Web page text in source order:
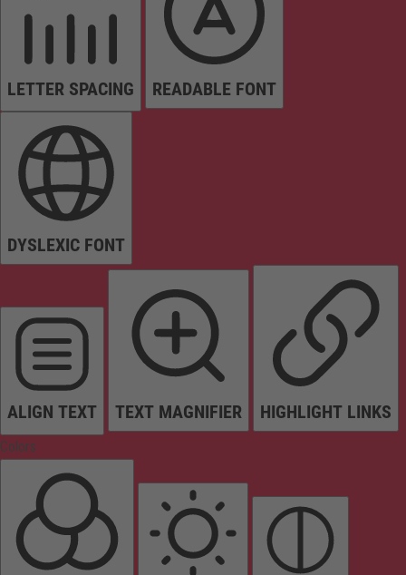
LETTER SPACING READABLE FONT
DYSLEXIC FONT
ALIGN TEXT TEXT MAGNIFIER HIGHLIGHT LINKS
Colors